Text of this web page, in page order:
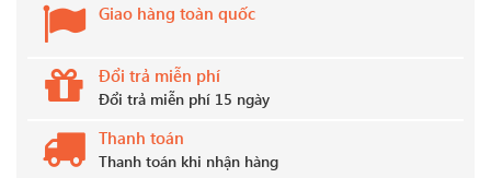
Giao hàng toàn quốc
Đổi trả miễn phí
Đổi trả miễn phí 15 ngày
Thanh toán
Thanh toán khi nhận hàng